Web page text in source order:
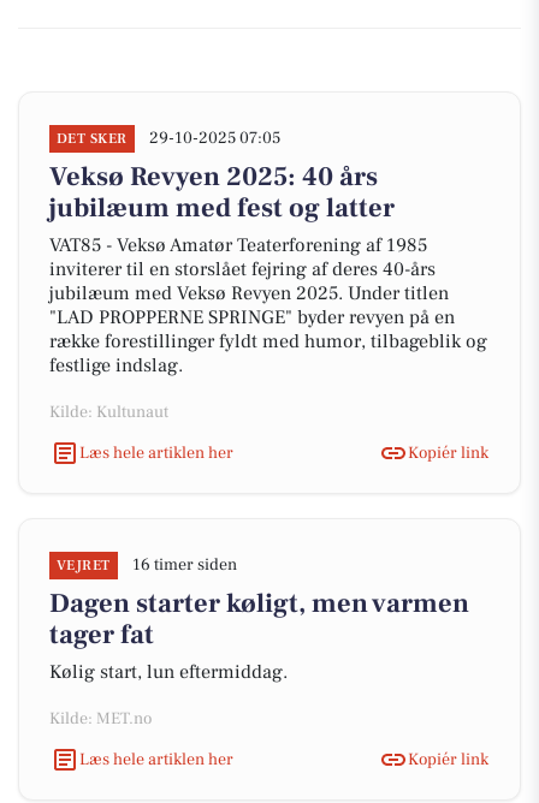
DET SKER 29-10-2025 07:05
Veksø Revyen 2025: 40 års
jubilæum med fest og latter
VAT85 - Veksø Amatør Teaterforening af 1985
inviterer til en storslået fejring af deres 40-års
jubilæum med Veksø Revyen 2025. Under titlen
"LAD PROPPERNE SPRINGE" byder revyen på en
række forestillinger fyldt med humor, tilbageblik og
festlige indslag.
Kilde: Kultunaut
Læs hele artiklen her
Kopiér link
VEJRET 16 timer siden
Dagen starter køligt, men varmen
tager fat
Kølig start, lun eftermiddag.
Kilde: MET.no
Læs hele artiklen her
Kopiér link